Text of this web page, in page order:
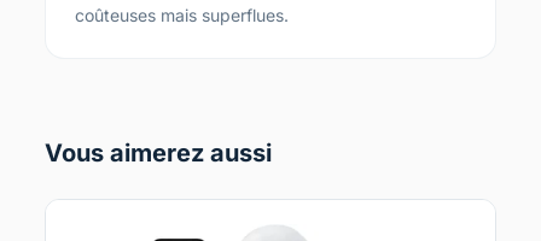
coûteuses mais superflues.
Vous aimerez aussi